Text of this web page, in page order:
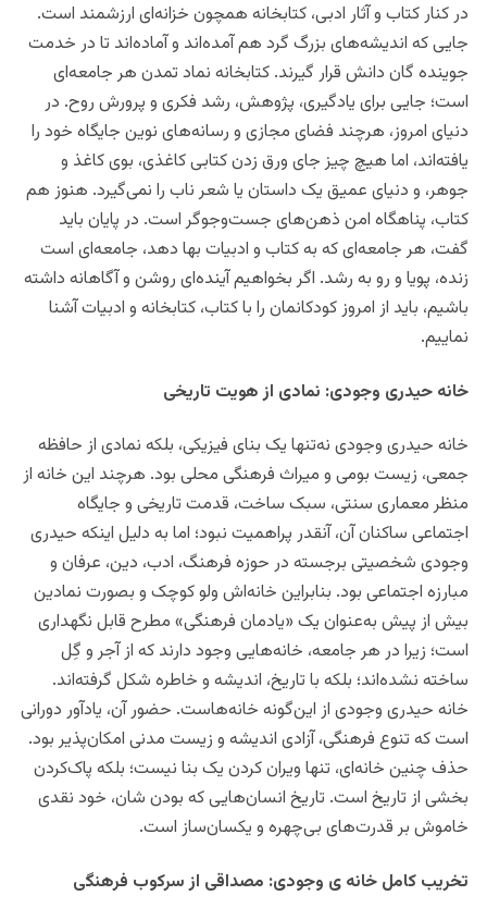
در کنار کتاب و آثار ادبی، کتابخانه همچون خزانه‌ای ارزشمند است.
جایی که اندیشه‌های بزرگ گرد هم آمده‌اند و آماده‌اند تا در خدمت
جوینده گان دانش قرار گیرند. کتابخانه نماد تمدن هر جامعه‌ای
است؛ جایی برای یادگیری، پژوهش، رشد فکری و پرورش روح. در
دنیای امروز، هرچند فضای مجازی و رسانه‌های نوین جایگاه خود را
یافته‌اند، اما هیچ چیز جای ورق زدن کتابی کاغذی، بوی کاغذ و
جوهر، و دنیای عمیق یک داستان یا شعر ناب را نمی‌گیرد. هنوز هم
کتاب، پناهگاه امن ذهن‌های جست‌وجوگر است. در پایان باید
گفت، هر جامعه‌ای که به کتاب و ادبیات بها دهد، جامعه‌ای است
زنده، پویا و رو به رشد. اگر بخواهیم آینده‌ای روشن و آگاهانه داشته
باشیم، باید از امروز کودکانمان را با کتاب، کتابخانه و ادبیات آشنا
نماییم.
خانه حیدری وجودی: نمادی از هویت تاریخی
خانه حیدری وجودی نه‌تنها یک بنای فیزیکی، بلکه نمادی از حافظه
جمعی، زیست بومی و میراث فرهنگی محلی بود. هرچند این خانه از
منظر معماری سنتی، سبک ساخت، قدمت تاریخی و جایگاه
اجتماعی ساکنان آن، آنقدر پراهمیت نبود؛ اما به دلیل اینکه حیدری
وجودی شخصیتی برجسته در حوزه فرهنگ، ادب، دین، عرفان و
مبارزه اجتماعی بود. بنابراین خانه‌اش ولو کوچک و بصورت نمادین
بیش از پیش به‌عنوان یک «یادمان فرهنگی» مطرح قابل نگهداری
است؛ زیرا در هر جامعه، خانه‌هایی وجود دارند که از آجر و گِل
ساخته نشده‌اند؛ بلکه با تاریخ، اندیشه و خاطره شکل گرفته‌اند.
خانه حیدری وجودی از این‌گونه خانه‌هاست. حضور آن، یادآور دورانی
است که تنوع فرهنگی، آزادی اندیشه و زیست مدنی امکان‌پذیر بود.
حذف چنین خانه‌ای، تنها ویران کردن یک بنا نیست؛ بلکه پاک‌کردن
بخشی از تاریخ است. تاریخ انسان‌هایی که بودن شان، خود نقدی
خاموش بر قدرت‌های بی‌چهره و یکسان‌ساز است.
تخریب کامل خانه ی وجودی: مصداقی از سرکوب فرهنگی